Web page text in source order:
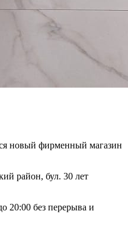
новый фирменный магазин
район, бул. 30 лет
без перерыва и